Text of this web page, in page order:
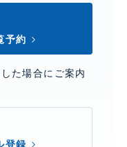
予約
た場合にご案内
登録